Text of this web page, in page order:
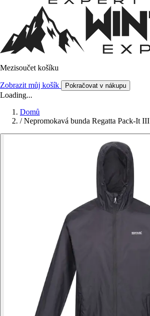
Mezisoučet košíku
Zobrazit můj košík Pokračovat v nákupu
Loading...
Domů
/ Nepromokavá bunda Regatta Pack-It III